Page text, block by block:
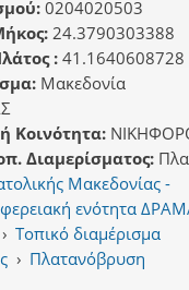
0204020503
24.3790303388
: 41.1640608728
Μακεδονία
Κοινότητα:
Διαμερίσματος:
Μακεδονίας -
ενότητα
› Τοπικό διαμέρισμα
› Πλατανόβρυση